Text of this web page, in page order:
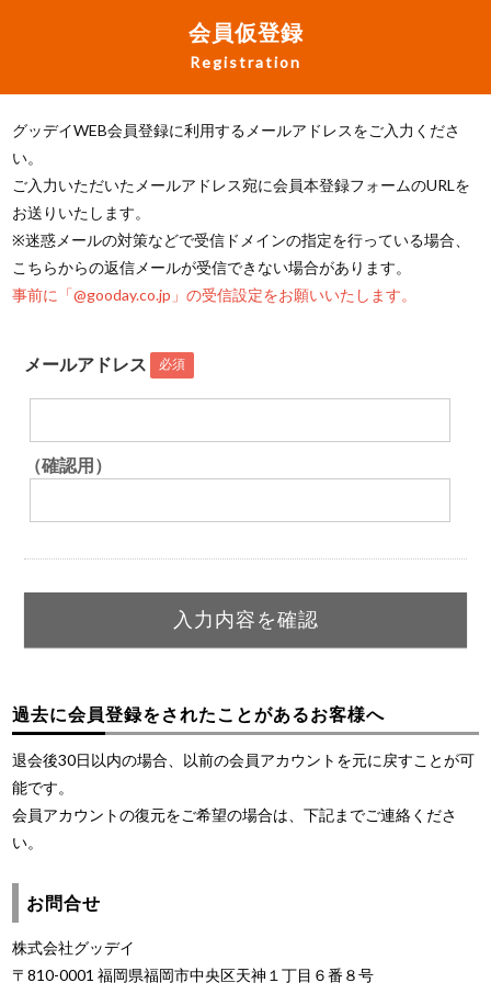
会員仮登録
Registration
グッデイWEB会員登録に利用するメールアドレスをご入力くださ
い。
ご入力いただいたメールアドレス宛に会員本登録フォームのURLを
お送りいたします。
※迷惑メールの対策などで受信ドメインの指定を行っている場合、
こちらからの返信メールが受信できない場合があります。
事前に「@gooday.co.jp」の受信設定をお願いいたします。
メールアドレス 必須
（確認用）
過去に会員登録をされたことがあるお客様へ
退会後30日以内の場合、以前の会員アカウントを元に戻すことが可
能です。
会員アカウントの復元をご希望の場合は、下記までご連絡くださ
い。
お問合せ
株式会社グッデイ
〒810-0001 福岡県福岡市中央区天神１丁目６番８号